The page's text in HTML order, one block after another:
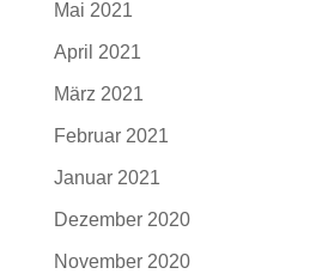
Mai 2021
April 2021
März 2021
Februar 2021
Januar 2021
Dezember 2020
November 2020